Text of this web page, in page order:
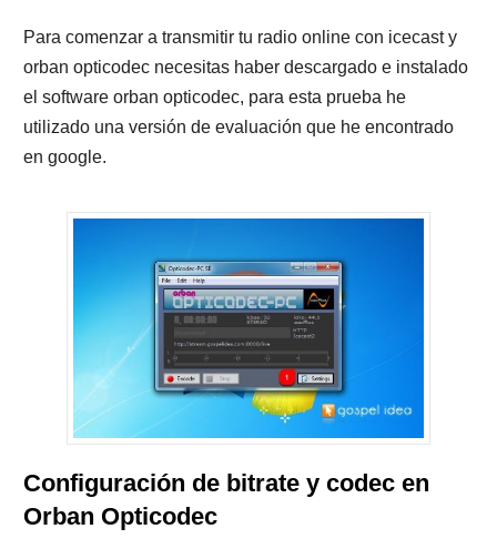
Para comenzar a transmitir tu radio online con icecast y
orban opticodec necesitas haber descargado e instalado
el software orban opticodec, para esta prueba he
utilizado una versión de evaluación que he encontrado
en google.
Configuración de bitrate y codec en
Orban Opticodec